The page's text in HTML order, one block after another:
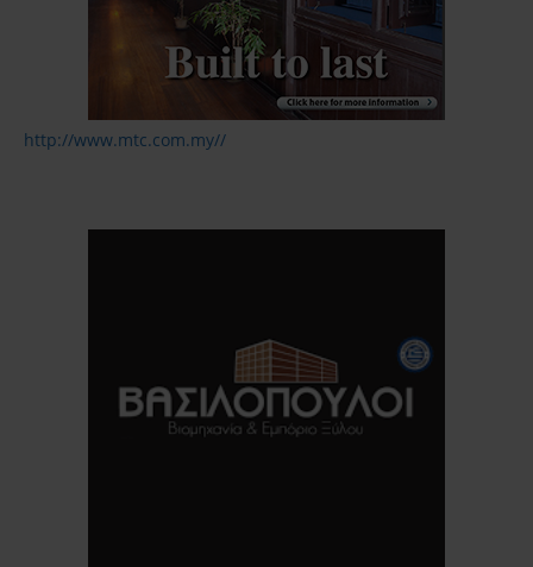
http://www.mtc.com.my//